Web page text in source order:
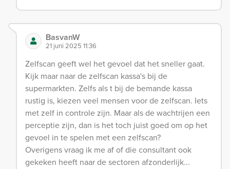
BasvanW
21 juni 2025 11:36
Zelfscan geeft wel het gevoel dat het sneller gaat.
Kijk maar naar de zelfscan kassa's bij de
supermarkten. Zelfs als t bij de bemande kassa
rustig is, kiezen veel mensen voor de zelfscan. Iets
met zelf in controle zijn. Maar als de wachtrijen een
perceptie zijn, dan is het toch juist goed om op het
gevoel in te spelen met een zelfscan?
Overigens vraag ik me af of die consultant ook
gekeken heeft naar de sectoren afzonderlijk...